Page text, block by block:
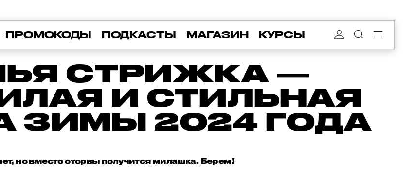
ПРОМОКОДЫ ПОДКАСТЫ МАГАЗИН КУРСЫ
СТРИЖКА —
И СТИЛЬНАЯ
ЗИМЫ 2024 ГОДА
но вместо оторвы получится милашка. Берем!